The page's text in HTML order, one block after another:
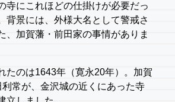
寺にこれほどの仕掛けが必要だっ
背景には、外様大名として警戒さ
、加賀藩・前田家の事情がありま
たのは1643年（寛永20年）。加賀
常が、金沢城の近くにあった寺